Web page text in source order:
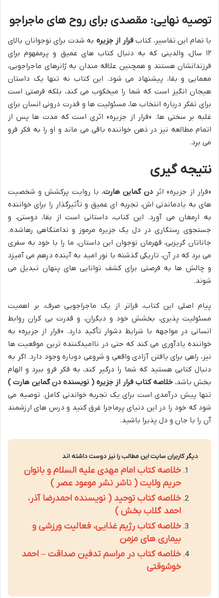
توصیه نهایی: مقصدی برای روح های ماجراجو
با تمام این تفاسیر، کتابفرار از جزیره به شدت برای نوجوانان بالای
۱۲ سال، والدینی که به دنبال کتاب های عمیق و پرمفهوم برای
فرزندانشان هستند و همچنین علاقه مندان به ژانرهای ماجراجویی،
معمایی و بقا، پیشنهاد می شود. این کتاب نه تنها یک داستان
هیجان انگیز است که شما را میخکوب می کند، بلکه فرصتی است
برای تفکر درباره انتخاب ها، مسئولیت ها و قدرت درونی انسان برای
غلبه بر سختی ها. «فرار از جزیره» اثری است که مدت ها پس از
اتمام مطالعه نیز در ذهن خواننده باقی می ماند و او را به فکر فرو
می برد.
نتیجه گیری
«فرار از جزیره» اثر دن گماین هارت، با روایت پرکشش و شخصیت
های به یادماندنی اش، تجربه ای عمیق و تأثیرگذار را برای خواننده
به ارمغان می آورد. این کتاب، داستانی است از بقا، دوستی، و
جستجوی رستگاری در دل یک جزیره مرموز و ندامتگاهی رهاشده.
جاناتان گریزبی، قهرمان نوجوان این داستان، ما را با خود به سفری
می برد که در آن، تاریکی گذشته با نور امید به آینده درهم می آمیزد
و چالش ها به فرصتی برای کشف توانایی های پنهان تبدیل می
شوند.
پیام اصلی این کتاب، فراتر از یک ماجراجویی صرف، بر اهمیت
مسئولیت پذیری، بخشش خود و دیگران، و قدرت بی کران روابط
انسانی در مواجهه با شرایط دشوار تأکید دارد. «فرار از جزیره» به
خواننده یادآوری می کند که حتی در ناامیدکننده ترین موقعیت ها
نیز، راهی برای یافتن آزادی واقعی و شروعی دوباره وجود دارد. اگر به
دنبال کتابی هستید که شما را درگیر کند، به فکر فرو ببرد و الهام
بخش باشد، خلاصه کتاب فرار از جزیره ( نویسنده دن گماین هارت )
تنها پیش درآمدی است برای یک تجربه خواندنی کامل. توصیه می
شود که خود را در این دنیای پرماجرا غرق کنید و درس های ارزشمند
آن را با جان و دل پذیرا باشید.
دیگر کاربران سایت این مطالب را نیز دوست داشته اند
خلاصه کتاب امام مهدی علیه السلام و بانوان
حریم ولایت ( ناشر نشر موعود عصر )
خلاصه کتاب توحید ( نویسنده احمدرضا آذر،
احمد گلاب بخش )
خلاصه کتاب رژیم غذایی، فعالیت ورزشی و
بیماری های مزمن
خلاصه کتاب در مراسم تدفین صداقت – احمد
خوشوقتی